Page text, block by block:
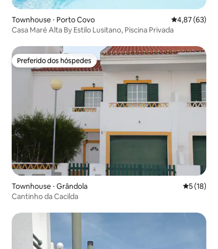
Townhouse ⋅ Porto Covo 4,87 de uma
4,87 (63)
Casa Maré Alta By Estilo Lusitano, Piscina Privada
Preferido dos hóspedes
Preferido dos hóspedes
Townhouse ⋅ Grândola 5 de uma
5 (18)
Cantinho da Cacilda